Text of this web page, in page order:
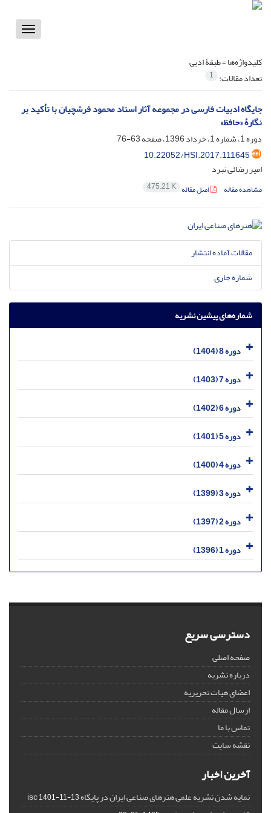
Toggle
کلیدواژه‌ها =طبقۀ ادبی
تعداد مقالات: 1
جایگاه ادبیات فارسی در مجموعه آثار استاد محمود فرشچیان با تأکید بر
نگارۀ «حافظ»
دوره 1، شماره 1، خرداد 1396، صفحه
63-76
10.22052/HSI.2017.111645
امیر رضائی نبرد
مشاهده مقاله اصل مقاله 475.21 K
مقالات آماده انتشار
شماره جاری
شماره‌های پیشین نشریه
دوره 8 (1404)
دوره 7 (1403)
دوره 6 (1402)
دوره 5 (1401)
دوره 4 (1400)
دوره 3 (1399)
دوره 2 (1397)
دوره 1 (1396)
دسترسی سریع
صفحه اصلی
درباره نشریه
اعضای هیات تحریریه
ارسال مقاله
تماس با ما
نقشه سایت
آخرین اخبار
نمایه شدن نشریه علمی هنرهای صناعی ایران در پایگاه isc1401-11-13